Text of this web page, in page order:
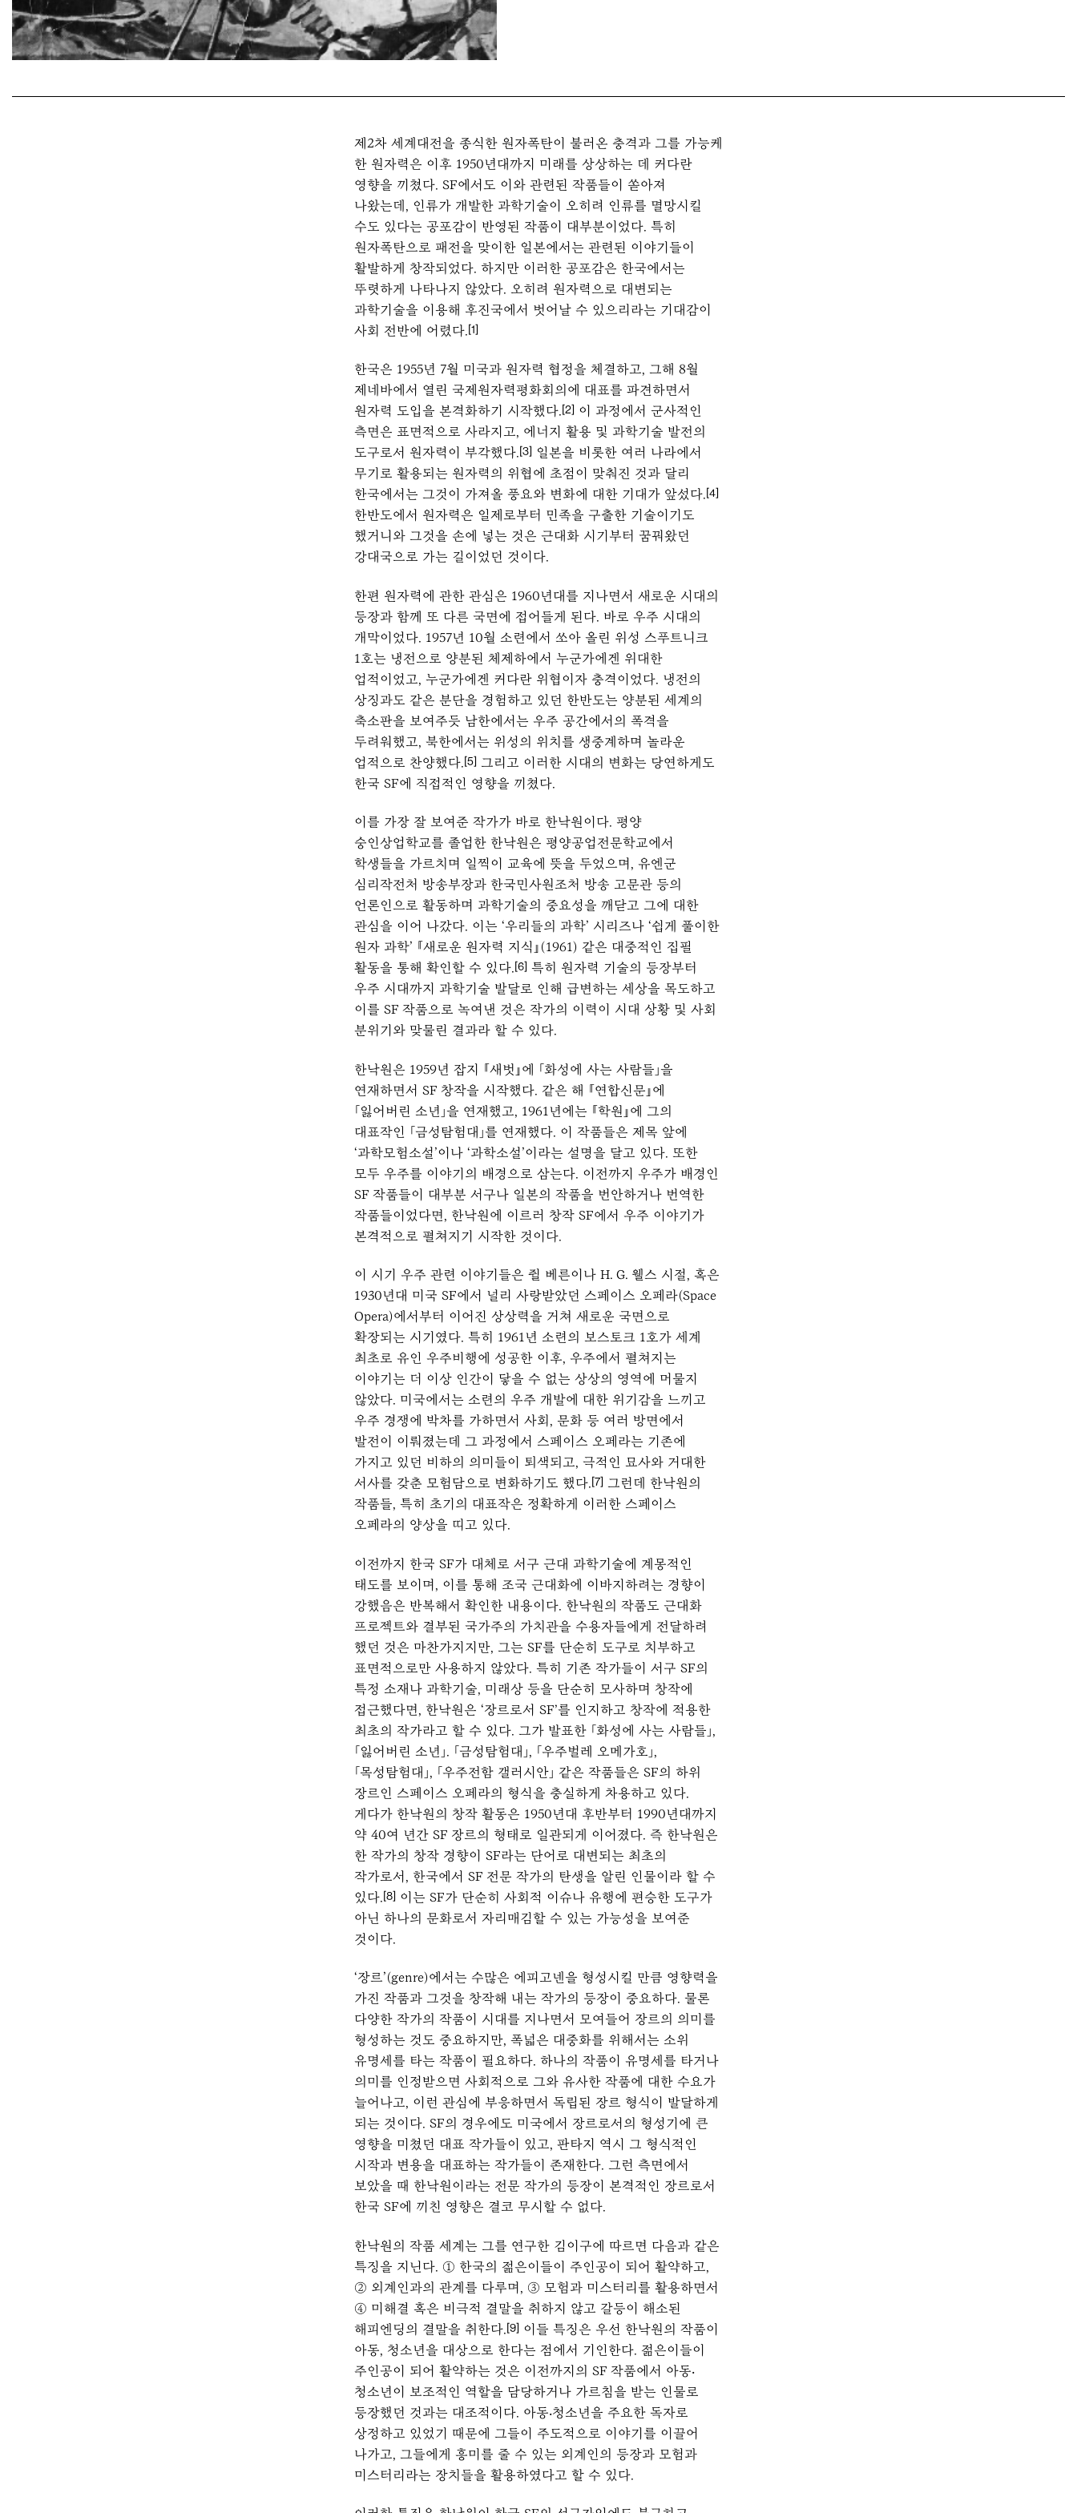
제2차 세계대전을 종식한 원자폭탄이 불러온 충격과 그를 가능케
한 원자력은 이후 1950년대까지 미래를 상상하는 데 커다란
영향을 끼쳤다. SF에서도 이와 관련된 작품들이 쏟아져
나왔는데, 인류가 개발한 과학기술이 오히려 인류를 멸망시킬
수도 있다는 공포감이 반영된 작품이 대부분이었다. 특히
원자폭탄으로 패전을 맞이한 일본에서는 관련된 이야기들이
활발하게 창작되었다. 하지만 이러한 공포감은 한국에서는
뚜렷하게 나타나지 않았다. 오히려 원자력으로 대변되는
과학기술을 이용해 후진국에서 벗어날 수 있으리라는 기대감이
사회 전반에 어렸다. [1]
한국은 1955년 7월 미국과 원자력 협정을 체결하고, 그해 8월
제네바에서 열린 국제원자력평화회의에 대표를 파견하면서
원자력 도입을 본격화하기 시작했다. [2]
이 과정에서 군사적인
측면은 표면적으로 사라지고, 에너지 활용 및 과학기술 발전의
도구로서 원자력이 부각했다. [3]
일본을 비롯한 여러 나라에서
무기로 활용되는 원자력의 위협에 초점이 맞춰진 것과 달리
한국에서는 그것이 가져올 풍요와 변화에 대한 기대가 앞섰다. [4]
한반도에서 원자력은 일제로부터 민족을 구출한 기술이기도
했거니와 그것을 손에 넣는 것은 근대화 시기부터 꿈꿔왔던
강대국으로 가는 길이었던 것이다.
한편 원자력에 관한 관심은 1960년대를 지나면서 새로운 시대의
등장과 함께 또 다른 국면에 접어들게 된다. 바로 우주 시대의
개막이었다. 1957년 10월 소련에서 쏘아 올린 위성 스푸트니크
1호는 냉전으로 양분된 체제하에서 누군가에겐 위대한
업적이었고, 누군가에겐 커다란 위협이자 충격이었다. 냉전의
상징과도 같은 분단을 경험하고 있던 한반도는 양분된 세계의
축소판을 보여주듯 남한에서는 우주 공간에서의 폭격을
두려워했고, 북한에서는 위성의 위치를 생중계하며 놀라운
업적으로 찬양했다. [5] 그리고 이러한 시대의 변화는 당연하게도
한국 SF에 직접적인 영향을 끼쳤다.
이를 가장 잘 보여준 작가가 바로 한낙원이다. 평양
숭인상업학교를 졸업한 한낙원은 평양공업전문학교에서
학생들을 가르치며 일찍이 교육에 뜻을 두었으며, 유엔군
심리작전처 방송부장과 한국민사원조처 방송 고문관 등의
언론인으로 활동하며 과학기술의 중요성을 깨닫고 그에 대한
관심을 이어 나갔다. 이는 ‘우리들의 과학’ 시리즈나 ‘쉽게 풀이한
원자 과학’ 『새로운 원자력 지식』(1961) 같은 대중적인 집필
활동을 통해 확인할 수 있다. [6]
특히 원자력 기술의 등장부터
우주 시대까지 과학기술 발달로 인해 급변하는 세상을 목도하고
이를 SF 작품으로 녹여낸 것은 작가의 이력이 시대 상황 및 사회
분위기와 맞물린 결과라 할 수 있다.
한낙원은 1959년 잡지 『새벗』에 「화성에 사는 사람들」을
연재하면서 SF 창작을 시작했다. 같은 해 『연합신문』에
「잃어버린 소년」을 연재했고, 1961년에는 『학원』에 그의
대표작인 「금성탐험대」를 연재했다. 이 작품들은 제목 앞에
‘과학모험소설’이나 ‘과학소설’이라는 설명을 달고 있다. 또한
모두 우주를 이야기의 배경으로 삼는다. 이전까지 우주가 배경인
SF 작품들이 대부분 서구나 일본의 작품을 번안하거나 번역한
작품들이었다면, 한낙원에 이르러 창작 SF에서 우주 이야기가
본격적으로 펼쳐지기 시작한 것이다.
이 시기 우주 관련 이야기들은 쥘 베른이나 H. G. 웰스 시절, 혹은
1930년대 미국 SF에서 널리 사랑받았던 스페이스 오페라(Space
Opera)에서부터 이어진 상상력을 거쳐 새로운 국면으로
확장되는 시기였다. 특히 1961년 소련의 보스토크 1호가 세계
최초로 유인 우주비행에 성공한 이후, 우주에서 펼쳐지는
이야기는 더 이상 인간이 닿을 수 없는 상상의 영역에 머물지
않았다. 미국에서는 소련의 우주 개발에 대한 위기감을 느끼고
우주 경쟁에 박차를 가하면서 사회, 문화 등 여러 방면에서
발전이 이뤄졌는데 그 과정에서 스페이스 오페라는 기존에
가지고 있던 비하의 의미들이 퇴색되고, 극적인 묘사와 거대한
서사를 갖춘 모험담으로 변화하기도 했다. [7]
그런데 한낙원의
작품들, 특히 초기의 대표작은 정확하게 이러한 스페이스
오페라의 양상을 띠고 있다.
이전까지 한국 SF가 대체로 서구 근대 과학기술에 계몽적인
태도를 보이며, 이를 통해 조국 근대화에 이바지하려는 경향이
강했음은 반복해서 확인한 내용이다. 한낙원의 작품도 근대화
프로젝트와 결부된 국가주의 가치관을 수용자들에게 전달하려
했던 것은 마찬가지지만, 그는 SF를 단순히 도구로 치부하고
표면적으로만 사용하지 않았다. 특히 기존 작가들이 서구 SF의
특정 소재나 과학기술, 미래상 등을 단순히 모사하며 창작에
접근했다면, 한낙원은 ‘장르로서 SF’를 인지하고 창작에 적용한
최초의 작가라고 할 수 있다. 그가 발표한 「화성에 사는 사람들」,
「잃어버린 소년」. 「금성탐험대」, 「우주벌레 오메가호」,
「목성탐험대」, 「우주전함 갤러시안」 같은 작품들은 SF의 하위
장르인 스페이스 오페라의 형식을 충실하게 차용하고 있다.
게다가 한낙원의 창작 활동은 1950년대 후반부터 1990년대까지
약 40여 년간 SF 장르의 형태로 일관되게 이어졌다. 즉 한낙원은
한 작가의 창작 경향이 SF라는 단어로 대변되는 최초의
작가로서, 한국에서 SF 전문 작가의 탄생을 알린 인물이라 할 수
있다. [8] 이는 SF가 단순히 사회적 이슈나 유행에 편승한 도구가
아닌 하나의 문화로서 자리매김할 수 있는 가능성을 보여준
것이다.
‘장르’(genre)에서는 수많은 에피고넨을 형성시킬 만큼 영향력을
가진 작품과 그것을 창작해 내는 작가의 등장이 중요하다. 물론
다양한 작가의 작품이 시대를 지나면서 모여들어 장르의 의미를
형성하는 것도 중요하지만, 폭넓은 대중화를 위해서는 소위
유명세를 타는 작품이 필요하다. 하나의 작품이 유명세를 타거나
의미를 인정받으면 사회적으로 그와 유사한 작품에 대한 수요가
늘어나고, 이런 관심에 부응하면서 독립된 장르 형식이 발달하게
되는 것이다. SF의 경우에도 미국에서 장르로서의 형성기에 큰
영향을 미쳤던 대표 작가들이 있고, 판타지 역시 그 형식적인
시작과 변용을 대표하는 작가들이 존재한다. 그런 측면에서
보았을 때 한낙원이라는 전문 작가의 등장이 본격적인 장르로서
한국 SF에 끼친 영향은 결코 무시할 수 없다.
한낙원의 작품 세계는 그를 연구한 김이구에 따르면 다음과 같은
특징을 지닌다. ① 한국의 젊은이들이 주인공이 되어 활약하고,
② 외계인과의 관계를 다루며, ③ 모험과 미스터리를 활용하면서
④ 미해결 혹은 비극적 결말을 취하지 않고 갈등이 해소된
해피엔딩의 결말을 취한다. [9] 이들 특징은 우선 한낙원의 작품이
아동, 청소년을 대상으로 한다는 점에서 기인한다. 젊은이들이
주인공이 되어 활약하는 것은 이전까지의 SF 작품에서 아동‧
청소년이 보조적인 역할을 담당하거나 가르침을 받는 인물로
등장했던 것과는 대조적이다. 아동‧청소년을 주요한 독자로
상정하고 있었기 때문에 그들이 주도적으로 이야기를 이끌어
나가고, 그들에게 흥미를 줄 수 있는 외계인의 등장과 모험과
미스터리라는 장치들을 활용하였다고 할 수 있다.